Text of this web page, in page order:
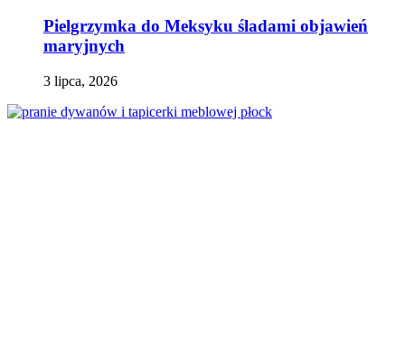
Pielgrzymka do Meksyku śladami objawień
maryjnych
3 lipca, 2026